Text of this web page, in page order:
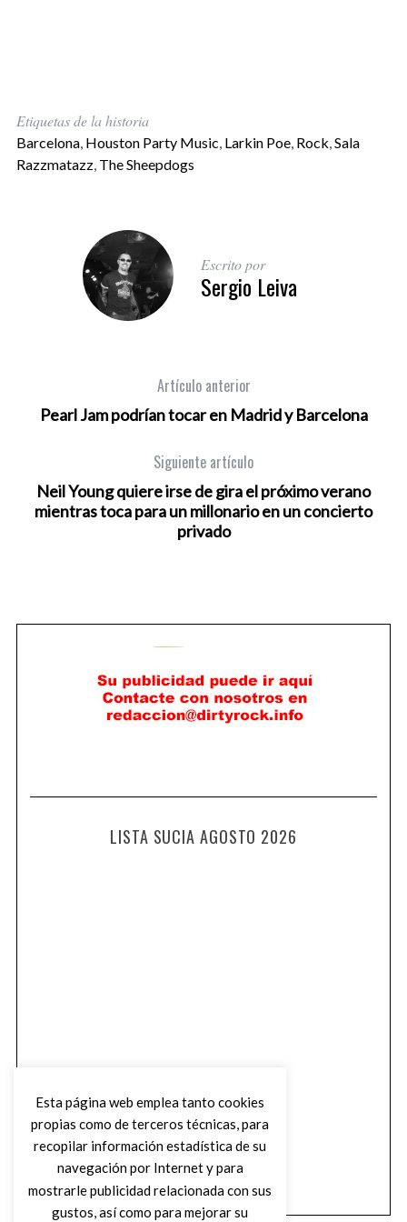
Etiquetas de la historia
Barcelona, Houston Party Music Larkin Poe, Rock Sala
Razzmatazz, The Sheepdogs
Escrito por
Sergio Leiva
Artículo anterior
Pearl Jam podrían tocar en Madrid y Barcelona
Siguiente artículo
Neil Young quiere irse de gira el próximo verano
mientras toca para un millonario en un concierto
privado
LISTA SUCIA AGOSTO 2026
Esta página web emplea tanto cookies
propias como de terceros técnicas, para
recopilar información estadística de su
navegación por Internet y para
mostrarle publicidad relacionada con sus
gustos, así como para mejorar su